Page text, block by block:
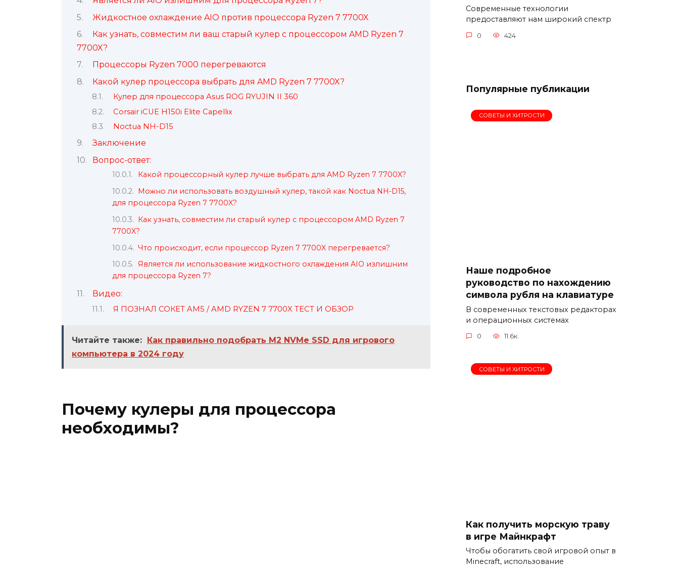
Жидкостное охлаждение AIO против процессора Ryzen 7 7700X
Как узнать, совместим ли ваш старый кулер с процессором AMD Ryzen 7
7700X?
Процессоры Ryzen 7000 перегреваются
Какой кулер процессора выбрать для AMD Ryzen 7 7700X?
Кулер для процессора Asus ROG RYUJIN II 360
Corsair iCUE H150i Elite Capellix
Noctua NH-D15
Заключение
Вопрос-ответ:
Какой процессорный кулер лучше выбрать для AMD Ryzen 7 7700X?
Можно ли использовать воздушный кулер, такой как Noctua NH-D15,
для процессора Ryzen 7 7700X?
Как узнать, совместим ли старый кулер с процессором AMD Ryzen 7
7700X?
Что происходит, если процессор Ryzen 7 7700X перегревается?
Является ли использование жидкостного охлаждения AIO излишним
для процессора Ryzen 7?
Видео:
Я ПОЗНАЛ СОКЕТ AM5 / AMD RYZEN 7 7700X ТЕСТ И ОБЗОР
Читайте также: Как правильно подобрать M2 NVMe SSD для игрового
компьютера в 2024 году
Почему кулеры для процессора
необходимы?
Современные технологии
предоставляют нам широкий спектр
0 424
Популярные публикации
СОВЕТЫ И ХИТРОСТИ
Наше подробное
руководство по нахождению
символа рубля на клавиатуре
В современных текстовых редакторах
и операционных системах
0 11.6к.
СОВЕТЫ И ХИТРОСТИ
Как получить морскую траву
в игре Майнкрафт
Чтобы обогатить свой игровой опыт в
Minecraft, использование